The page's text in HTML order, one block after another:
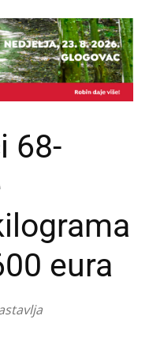
68-
eura